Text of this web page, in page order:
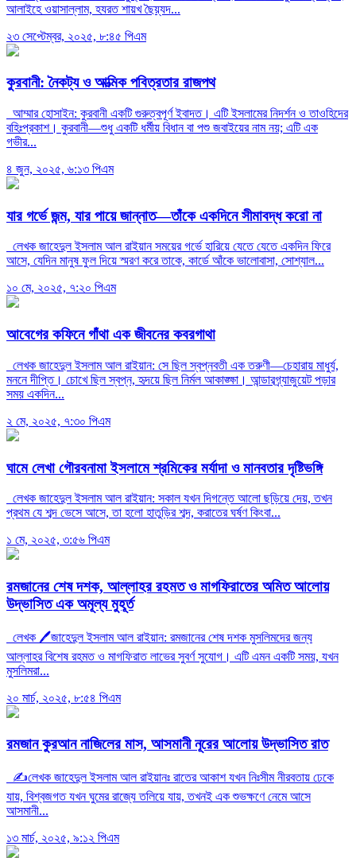
আলাইহে ওয়াসাল্লাম, হযরত শায়খ ছৈয়্যদ...
২৩ সেপ্টেম্বর, ২০২৫, ৮:৪৫ পিএম
কুরবানী: নৈকট্য ও আত্মিক পবিত্রতার রাজপথ
আম্মার হোসাইন: কুরবানী একটি গুরুত্বপূর্ণ ইবাদত। এটি ইসলামের নিদর্শন ও তাওহিদের
বহিঃপ্রকাশ। কুরবানী—শুধু একটি ধর্মীয় বিধান বা পশু জবাইয়ের নাম নয়; এটি এক
গভীর...
৪ জুন, ২০২৫, ৬:১৩ পিএম
যার গর্ভে জন্ম, যার পায়ে জান্নাত—তাঁকে একদিনে সীমাবদ্ধ করো না
লেখক জাহেদুল ইসলাম আল রাইয়ান সময়ের গর্ভে হারিয়ে যেতে যেতে একদিন ফিরে
আসে, যেদিন মানুষ ফুল দিয়ে স্মরণ করে তাকে, কার্ডে আঁকে ভালোবাসা, সোশ্যাল...
১০ মে, ২০২৫, ৭:২০ পিএম
আবেগের কফিনে গাঁথা এক জীবনের কবরগাথা
লেখক জাহেদুল ইসলাম আল রাইয়ান: সে ছিল স্বপ্নবতী এক তরুণী—চেহারায় মাধুর্য,
মননে দীপ্তি। চোখে ছিল স্বপ্ন, হৃদয়ে ছিল নির্মল আকাঙ্ক্ষা। আন্ডারগ্র্যাজুয়েট পড়ার
সময় একদিন...
২ মে, ২০২৫, ৭:৩০ পিএম
ঘামে লেখা গৌরবনামা ইসলামে শ্রমিকের মর্যাদা ও মানবতার দৃষ্টিভঙ্গি
লেখক জাহেদুল ইসলাম আল রাইয়ান: সকাল যখন দিগন্তে আলো ছড়িয়ে দেয়, তখন
প্রথম যে শব্দ ভেসে আসে, তা হলো হাতুড়ির শব্দ, করাতের ঘর্ষণ কিংবা...
১ মে, ২০২৫, ৩:৫৬ পিএম
রমজানের শেষ দশক, আল্লাহর রহমত ও মাগফিরাতের অমিত আলোয়
উদ্ভাসিত এক অমূল্য মুহূর্ত
লেখক 🖊️জাহেদুল ইসলাম আল রাইয়ান: রমজানের শেষ দশক মুসলিমদের জন্য
আল্লাহর বিশেষ রহমত ও মাগফিরাত লাভের সুবর্ণ সুযোগ। এটি এমন একটি সময়, যখন
মুসলিমরা...
২০ মার্চ, ২০২৫, ৮:৫৪ পিএম
রমজান কুরআন নাজিলের মাস, আসমানী নূরের আলোয় উদ্ভাসিত রাত
✍️লেখক জাহেদুল ইসলাম আল রাইয়ানঃ রাতের আকাশ যখন নিঃসীম নীরবতায় ঢেকে
যায়, বিশ্বজগত যখন ঘুমের রাজ্যে তলিয়ে যায়, তখনই এক শুভক্ষণে নেমে আসে
আসমানী...
১৩ মার্চ, ২০২৫, ৯:১২ পিএম